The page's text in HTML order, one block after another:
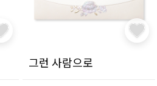
그런 사람으로